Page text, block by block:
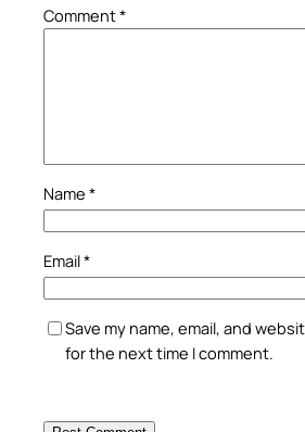
Comment*
Name *
Email*
Save my name, email, and
for the next time I comment.